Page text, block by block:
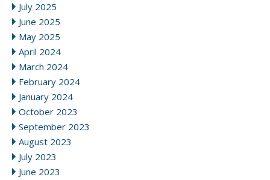
July 2025
June 2025
May 2025
April 2024
March 2024
February 2024
January 2024
October 2023
September 2023
August 2023
July 2023
June 2023